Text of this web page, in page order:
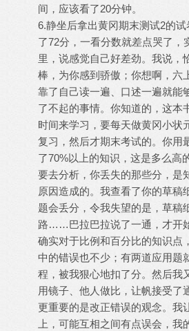
间，应该看了20分钟。
6.静坐后拿出黄冈期末测试2的
了72分，一看分数就差点哭了，
里，说感觉自己好差劲。我说，
棒，为你感到骄傲；你想啊，六
靠了自己读一遍、口述一遍就能
了不起的事情。你知道的，这本
时间来学习，要每天做黄冈小状
复习，然后才期末考试的。你用
了70%以上的知识，这是多么高
要去分析，你丢失的那些分，是
原因造成的。我查看了你的草稿
题会丢分，令我失望的是，草稿
路……巴拉巴拉说了一通，才开
确实对于比例和百分比的知识点
中的错误也不少；有两道应用题
程，被我狠心地扣了分。然后我
用镜子、他人做比，让帆接受了
更重要的是改正错误的观念。我
上，可能互相之间有点误会，我